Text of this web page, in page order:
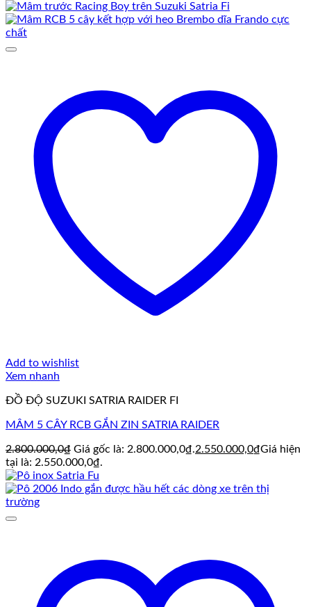
Add to wishlist
Xem nhanh
ĐỒ ĐỘ SUZUKI SATRIA RAIDER FI
MÂM 5 CÂY RCB GẮN ZIN SATRIA RAIDER
2.800.000,0₫ Giá gốc là: 2.800.000,0₫.2.550.000,0₫Giá hiện
tại là: 2.550.000,0₫.